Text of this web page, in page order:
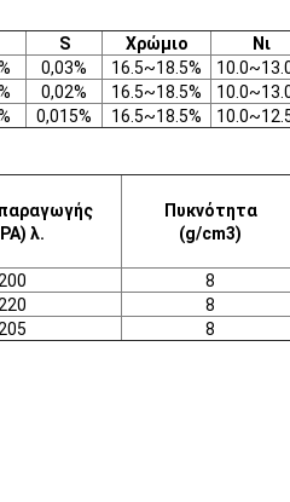
S Χρώμιο Νι
0,03% 16.5~18.5%
0,02% 16.5~18.5%
0,015% 16.5~18.5%
λ.
Πυκνότητα
(g/cm3)
200 8
220 8
205 8